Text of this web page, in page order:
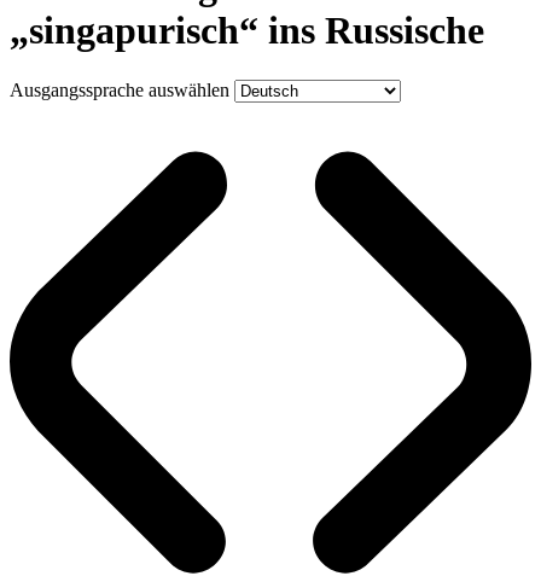
„singapurisch“ ins Russische
Ausgangssprache auswählen